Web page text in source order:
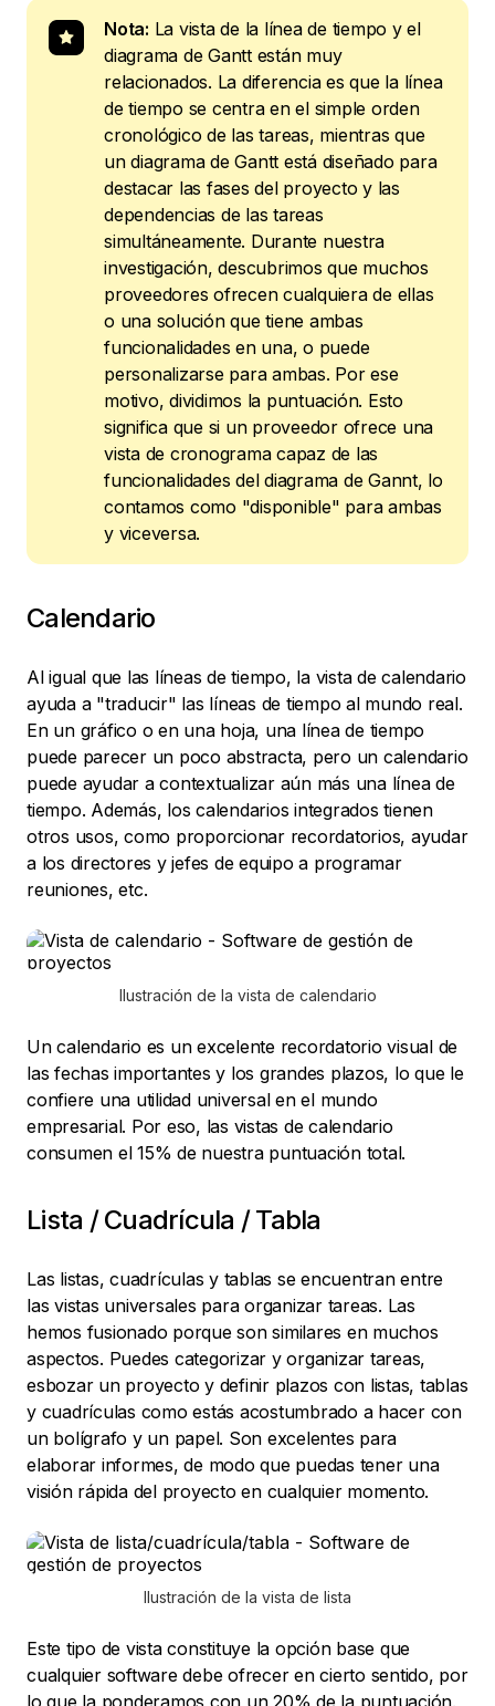
Nota: La vista de la línea de tiempo y el
diagrama de Gantt están muy
relacionados. La diferencia es que la línea
de tiempo se centra en el simple orden
cronológico de las tareas, mientras que
un diagrama de Gantt está diseñado para
destacar las fases del proyecto y las
dependencias de las tareas
simultáneamente. Durante nuestra
investigación, descubrimos que muchos
proveedores ofrecen cualquiera de ellas
o una solución que tiene ambas
funcionalidades en una, o puede
personalizarse para ambas. Por ese
motivo, dividimos la puntuación. Esto
significa que si un proveedor ofrece una
vista de cronograma capaz de las
funcionalidades del diagrama de Gannt, lo
contamos como "disponible" para ambas
y viceversa.
Calendario
Al igual que las líneas de tiempo, la vista de calendario
ayuda a "traducir" las líneas de tiempo al mundo real.
En un gráfico o en una hoja, una línea de tiempo
puede parecer un poco abstracta, pero un calendario
puede ayudar a contextualizar aún más una línea de
tiempo. Además, los calendarios integrados tienen
otros usos, como proporcionar recordatorios, ayudar
a los directores y jefes de equipo a programar
reuniones, etc.
Ilustración de la vista de calendario
Un calendario es un excelente recordatorio visual de
las fechas importantes y los grandes plazos, lo que le
confiere una utilidad universal en el mundo
empresarial. Por eso, las vistas de calendario
consumen el 15% de nuestra puntuación total.
Lista / Cuadrícula / Tabla
Las listas, cuadrículas y tablas se encuentran entre
las vistas universales para organizar tareas. Las
hemos fusionado porque son similares en muchos
aspectos. Puedes categorizar y organizar tareas,
esbozar un proyecto y definir plazos con listas, tablas
y cuadrículas como estás acostumbrado a hacer con
un bolígrafo y un papel. Son excelentes para
elaborar informes, de modo que puedas tener una
visión rápida del proyecto en cualquier momento.
Ilustración de la vista de lista
Este tipo de vista constituye la opción base que
cualquier software debe ofrecer en cierto sentido, por
lo que la ponderamos con un 20% de la puntuación.